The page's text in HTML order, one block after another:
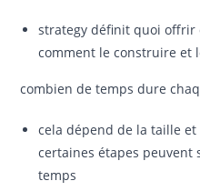
strategy définit quoi offrir
comment le construire et
combien de temps dure
cela dépend de la taille
certaines étapes peuvent
temps